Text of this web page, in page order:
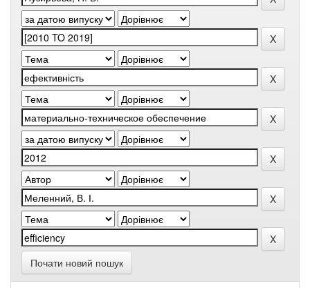
Почати новий пошук